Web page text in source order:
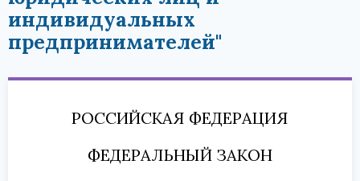
индивидуальных
предпринимателей"
РОССИЙСКАЯ ФЕДЕРАЦИЯ
ФЕДЕРАЛЬНЫЙ ЗАКОН